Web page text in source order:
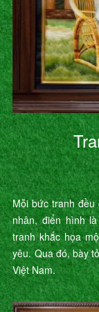
Mỗi bức tranh
nhân, điển hình
tranh khắc họa
yêu. Qua đó, bày
Việt Nam.